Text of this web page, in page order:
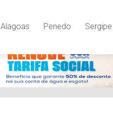
Alagoas Penedo Sergipe